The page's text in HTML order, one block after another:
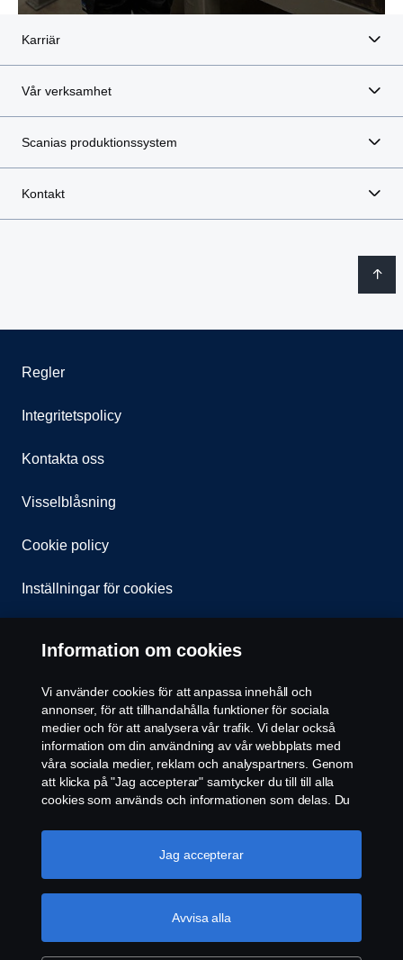
Karriär
Vår verksamhet
Scanias produktionssystem
Kontakt
Regler
Integritetspolicy
Kontakta oss
Visselblåsning
Cookie policy
Inställningar för cookies
© Copyright Scania 2026 All rights reserved. Scania
CV AB (publ), SE-572 36 Oskarshamn, Sweden,
Tel: +46-491 76 50 00
Information om cookies
Vi använder cookies för att anpassa innehåll och
annonser, för att tillhandahålla funktioner för sociala
medier och för att analysera vår trafik. Vi delar också
information om din användning av vår webbplats med
våra sociala medier, reklam och analyspartners. Genom
att klicka på "Jag accepterar" samtycker du till till alla
cookies som används och informationen som delas. Du
"Cookie-inställningar" och välja de kategorier du vill
acceptera. För en mer detaljerad förklaring av hur vi
Avvisa alla
Jag accepterar